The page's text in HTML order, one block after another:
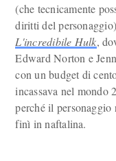
(che tecnicamente
diritti del
L'incredibile Hulk,
Edward Norton e
con un budget di
incassava nel mondo
perché il
finì in naftalina.